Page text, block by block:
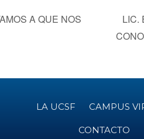
A QUE NOS
LIC.
LA UCSF CAMPUS
CONTACTO